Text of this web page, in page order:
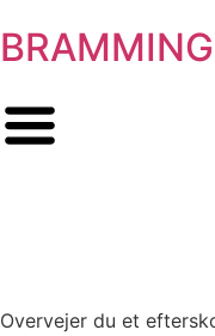
BRAMMING
Overvejer du et